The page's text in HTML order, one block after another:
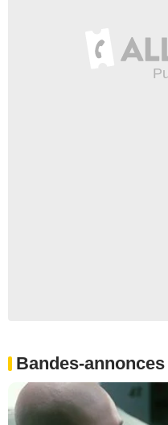
Bandes-annonces